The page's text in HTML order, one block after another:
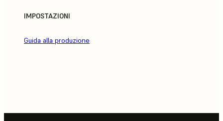
IMPOSTAZIONI
Guida alla produzione